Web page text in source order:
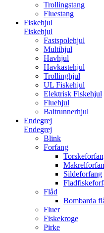
Trollingstang
Fluestang
Fiskehjul
Fiskehjul
Fastspolehjul
Multihjul
Havhjul
Havkastehjul
Trollinghjul
UL Fiskehjul
Elektrisk Fiskehjul
Fluehjul
Baitrunnerhjul
Endegrej
Endegrej
Blink
Forfang
Sildeforfang
Flåd
Bombarda
Fluer
Fiskekroge
Pirke